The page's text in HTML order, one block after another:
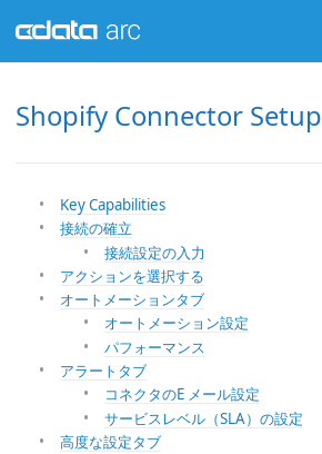
Shopify Connector Setup
Key Capabilities
接続の確立
接続設定の入力
アクションを選択する
オートメーションタブ
オートメーション設定
パフォーマンス
アラートタブ
コネクタのE メール設定
サービスレベル（SLA）の設定
高度な設定タブ